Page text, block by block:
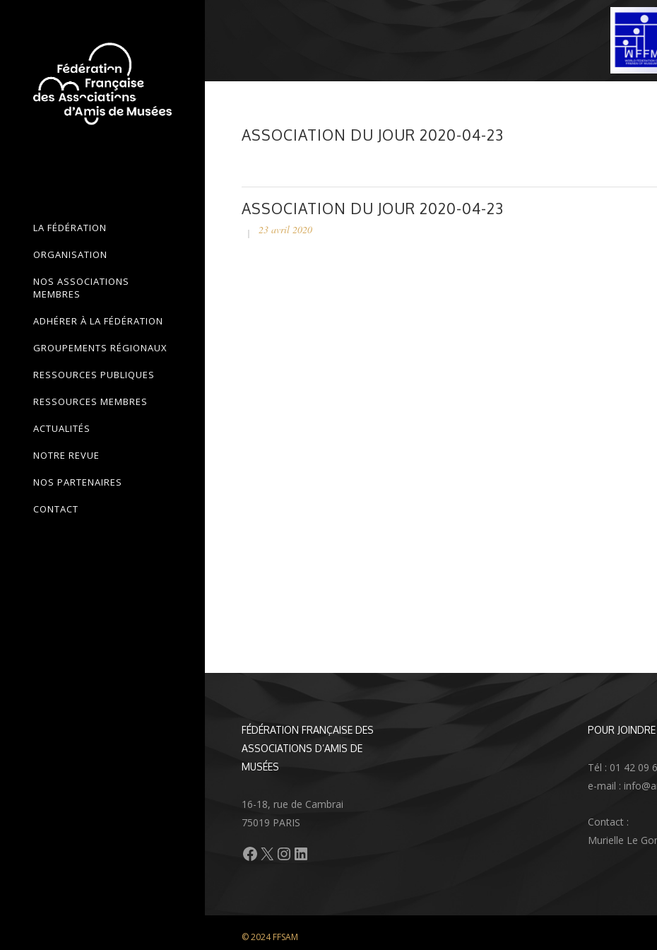
LA FÉDÉRATION
ORGANISATION
NOS ASSOCIATIONS
MEMBRES
ADHÉRER À LA FÉDÉRATION
GROUPEMENTS RÉGIONAUX
RESSOURCES PUBLIQUES
RESSOURCES MEMBRES
ACTUALITÉS
NOTRE REVUE
NOS PARTENAIRES
CONTACT
ASSOCIATION DU JOUR 2020-04-23
ASSOCIATION DU JOUR 2020-04-23
23 avril 2020
FÉDÉRATION FRANÇAISE DES
ASSOCIATIONS D’AMIS DE
MUSÉES
16-18, rue de Cambrai
75019 PARIS
Facebook
X Instagram
LinkedIn
POUR
Tél : 01 42 09
e-mail :
Contact :
Murielle Le
© 2024 FFSAM